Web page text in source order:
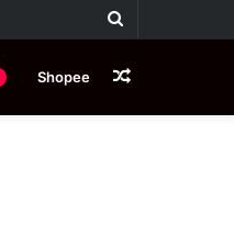
Search
Shopee Random